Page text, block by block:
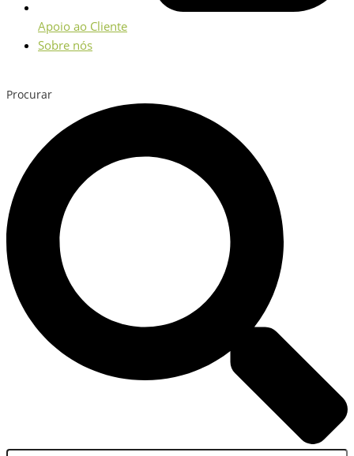
Apoio ao Cliente
Sobre nós
Procurar